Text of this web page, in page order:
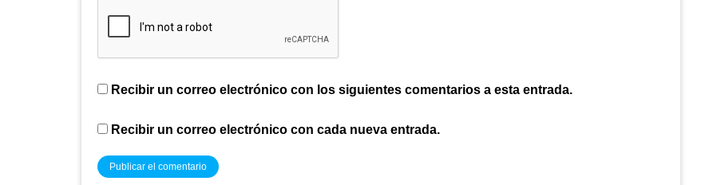
Recibir un correo electrónico con los siguientes comentarios a esta entrada.
Recibir un correo electrónico con cada nueva entrada.